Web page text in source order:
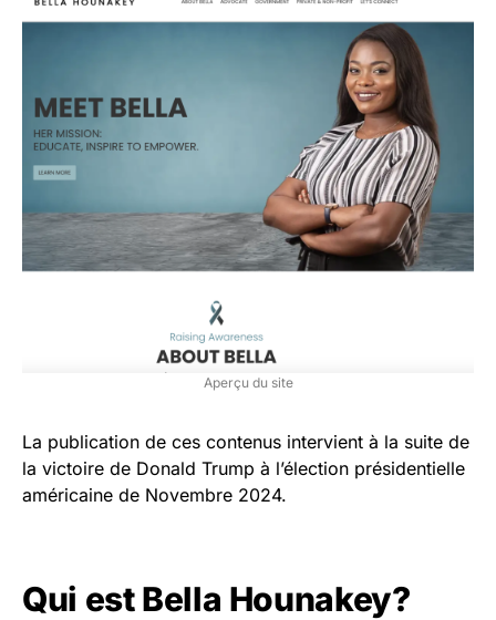
Aperçu du site
La publication de ces contenus intervient à la suite de
la victoire de Donald Trump à l’élection présidentielle
américaine de Novembre 2024.
Qui est Bella Hounakey?